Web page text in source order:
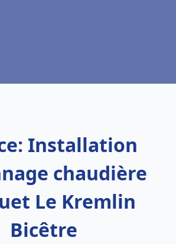
Installation
chaudière
Le Kremlin
Bicêtre